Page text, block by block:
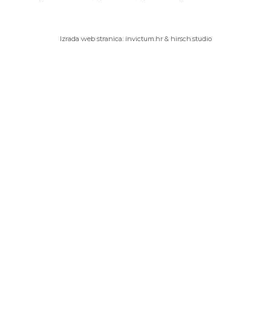
Izrada web stranica: invictum.hr& hirsch.studio